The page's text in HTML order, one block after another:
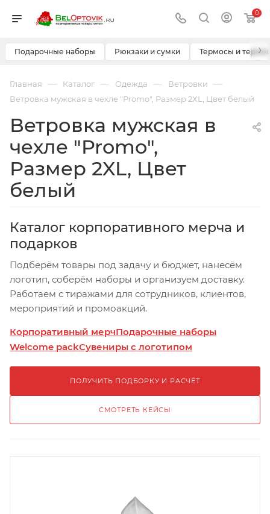
0
Подарочные наборы Рюкзаки и сумки Термосы и ›
Главная — Каталог — Одежда — Ветровки —
Ветровка мужская в чехле "Promo", Размер 2XL, Цвет белый
Ветровка мужская в
чехле "Promo",
Размер 2XL, Цвет
белый
Каталог корпоративного мерча и
подарков
Подберём товары под задачу и бюджет, нанесём
логотип, соберём наборы и организуем доставку.
Работаем с тиражами для сотрудников, клиентов,
мероприятий и промоакций.
Корпоративный мерчПодарочные наборы
Welcome packСувениры с логотипом
ПОЛУЧИТЬ ПОДБОРКУ И РАСЧЁТ
СМОТРЕТЬ КЕЙСЫ